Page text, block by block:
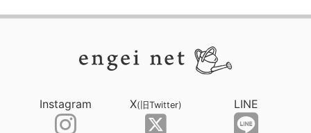
Instagram X(旧Twitter) LINE